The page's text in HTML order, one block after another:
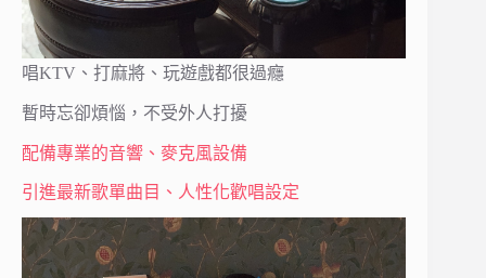
唱KTV、打麻將、玩遊戲都很過癮
暫時忘卻煩惱，不受外人打擾
配備專業的音響、麥克風設備
引進最新歌單曲目、人性化歡唱設定